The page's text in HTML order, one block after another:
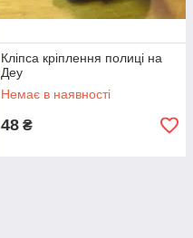
Кліпса кріплення полиці на
Деу
Немає в наявності
48 ₴